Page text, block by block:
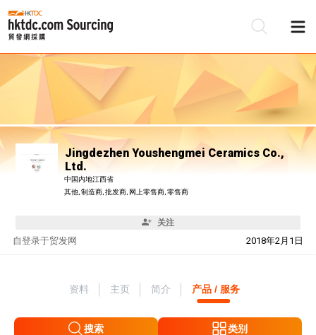
Jingdezhen Youshengmei Ceramics Co.,
Ltd.
中国内地江西省
其他, 制造商, 批发商, 网上零售商, 零售商
关注
自 2018年2月1日
登录于贸发网
资料 主页 简介 产品 / 服务
搜索 类别